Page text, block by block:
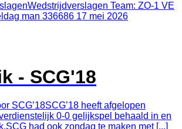
Wedstrijdverslagen Team: ZO-1 VE
man 336686 17 mei 2026
- SCG'18
SCG’18SCG’18 heeft afgelopen
0-0 gelijkspel behaald in en
had ook zondag te maken met [...]